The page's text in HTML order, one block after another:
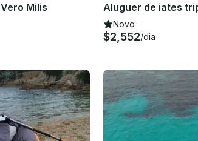
Milis
Novo
$2,552/dia